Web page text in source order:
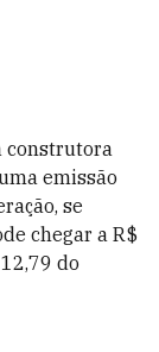
construtora
emissão
se
chegar a R$
do